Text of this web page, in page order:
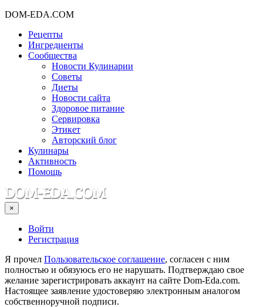
DOM-EDA.COM
Рецепты
Ингредиенты
Сообщества
Новости Кулинарии
Советы
Диеты
Новости сайта
Здоровое питание
Сервировка
Этикет
Авторский блог
Кулинары
Активность
Помощь
×
Войти
Регистрация
Я прочел Пользовательское соглашение, согласен с ним
полностью и обязуюсь его не нарушать. Подтверждаю свое
желание зарегистрировать аккаунт на сайте Dom-Eda.com.
Настоящее заявление удостоверяю электронным аналогом
собственноручной подписи.